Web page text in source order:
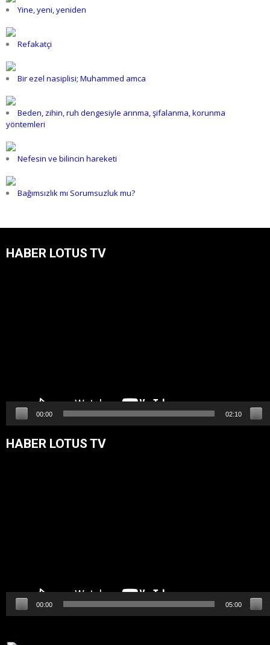
Yine, yeni, yeniden
Refakatçi
Bir ezel nasiplisi; Muhammed amca
Beden, zihin, ruh dengesiyle arınma, şifalanma, korunma
yöntemleri
Nefesin ve bilincin hareketi
Bağımsızlık mı Sorumsuzluk mu?
HABER LOTUS TV
00:00 02:10
HABER LOTUS TV
00:00 05:00